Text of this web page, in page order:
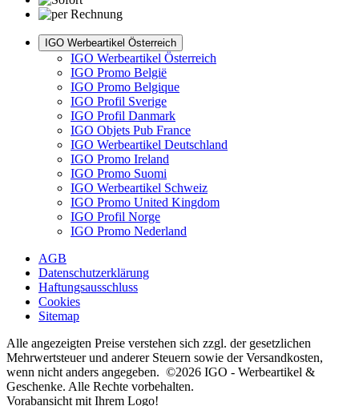
IGO Werbeartikel Österreich
IGO Werbeartikel Österreich
IGO Promo België
IGO Promo Belgique
IGO Profil Sverige
IGO Profil Danmark
IGO Objets Pub France
IGO Werbeartikel Deutschland
IGO Promo Ireland
IGO Promo Suomi
IGO Werbeartikel Schweiz
IGO Promo United Kingdom
IGO Profil Norge
IGO Promo Nederland
AGB
Datenschutzerklärung
Haftungsausschluss
Cookies
Sitemap
Alle angezeigten Preise verstehen sich zzgl. der gesetzlichen
Mehrwertsteuer und anderer Steuern sowie der Versandkosten,
wenn nicht anders angegeben. ©2026 IGO - Werbeartikel &
Geschenke. Alle Rechte vorbehalten.
Vorabansicht mit Ihrem Logo!